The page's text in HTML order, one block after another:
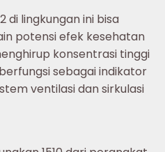
di lingkungan ini bisa
potensi efek kesehatan
konsentrasi tinggi
sebagai indikator
ventilasi dan sirkulasi